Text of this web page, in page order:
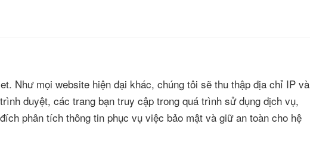
Như mọi website hiện đại khác, chúng tôi sẽ thu thập địa chỉ IP và
duyệt, các trang bạn truy cập trong quá trình sử dụng dịch vụ,
phân tích thông tin phục vụ việc bảo mật và giữ an toàn cho hệ